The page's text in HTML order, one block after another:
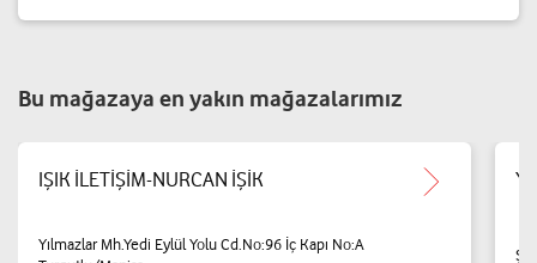
Bu mağazaya en yakın mağazalarımız
IŞIK İLETİŞİM-NURCAN İŞİK
Yılmazlar Mh.Yedi Eylül Yolu Cd.No:96 İç Kapı No:A